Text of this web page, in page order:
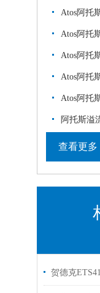
Atos阿托
Atos阿托
Atos阿托
Atos阿托
Atos阿托
阿托斯溢
查看更多